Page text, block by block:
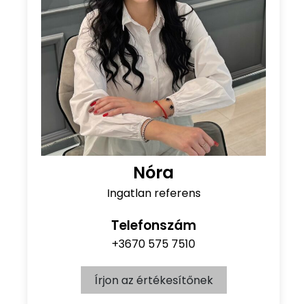
Nóra
Ingatlan referens
Telefonszám
+3670 575 7510
Írjon az értékesítőnek